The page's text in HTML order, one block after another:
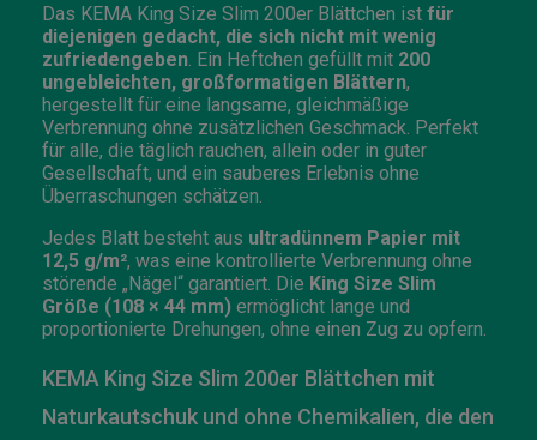
Das KEMA King Size Slim 200er Blättchen ist für
diejenigen gedacht, die sich nicht mit wenig
zufriedengeben . Ein Heftchen gefüllt mit 200
ungebleichten, großformatigen Blättern,
hergestellt für eine langsame, gleichmäßige
Verbrennung ohne zusätzlichen Geschmack. Perfekt
für alle, die täglich rauchen, allein oder in guter
Gesellschaft, und ein sauberes Erlebnis ohne
Überraschungen schätzen.
Jedes Blatt besteht aus ultradünnem Papier mit
12,5 g/m², was eine kontrollierte Verbrennung ohne
störende „Nägel“ garantiert. Die King Size Slim
Größe (108 × 44 mm) ermöglicht lange und
proportionierte Drehungen, ohne einen Zug zu opfern.
KEMA King Size Slim 200er Blättchen mit
Naturkautschuk und ohne Chemikalien, die den